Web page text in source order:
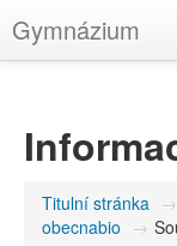
Gymnázium
Titulní stránka →
obecnabio →